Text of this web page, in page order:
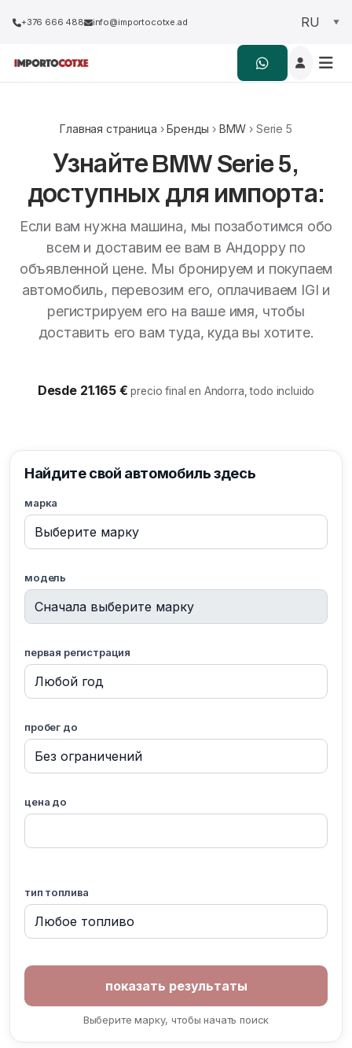
+376 666 488 info@importocotxe.ad
Главная страница ›Бренды › BMW › Serie 5
Узнайте BMW Serie 5,
доступных для импорта:
Если вам нужна машина, мы позаботимся обо
всем и доставим ее вам в Андорру по
объявленной цене. Мы бронируем и покупаем
автомобиль, перевозим его, оплачиваем IGI и
регистрируем его на ваше имя, чтобы
доставить его вам туда, куда вы хотите.
Desde 21.165 €precio final en Andorra, todo incluido
Найдите свой автомобиль здесь
марка
модель
первая регистрация
пробег до
цена до
тип топлива
Выберите марку, чтобы начать поиск